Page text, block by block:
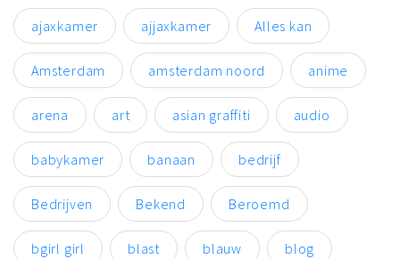
ajaxkamer ajjaxkamer Alles kan
Amsterdam amsterdam noord anime
arena art asian graffiti audio
babykamer banaan bedrijf
Bedrijven Bekend Beroemd
bgirl girl blast blauw blog